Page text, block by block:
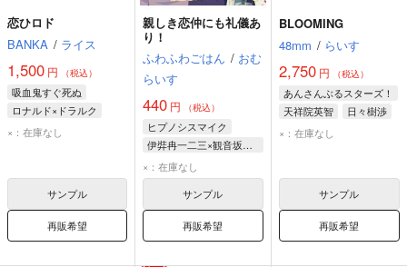
恋ひロド
BANKA / ライス
1,500 円 （税込）
吸血鬼すぐ死ぬ
ロナルド×ドラルク
ロナルド
×：在庫なし
サンプル
再販希望
親しき恋仲にも礼儀あ
り！
ふわふわごはん / おむ
らいす
440 円 （税込）
ヒプノシスマイク
伊弉冉一二三×観音坂独歩
伊弉冉一二三
観音坂独歩
×：在庫なし
サンプル
再販希望
BLOOMING
48mm / らいす
2,750円 （税込）
あんさんぶるスターズ！
天祥院英智
日々樹渉
×：在庫なし
サンプル
再販希望